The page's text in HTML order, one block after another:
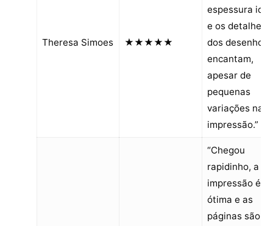
Theresa Simoes ★★★★★
espessura
e os detalhes
dos desenhos
encantam,
apesar de
pequenas
variações na
impressão.”
“Chegou
rapidinho, a
impressão é
ótima e as
páginas são